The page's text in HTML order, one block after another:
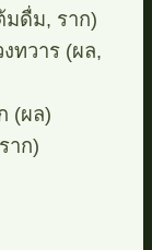
มดื่ม, ราก)
ทวาร (ผล,
(ผล)
าก)